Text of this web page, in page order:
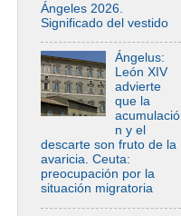
Ángeles 2026.
Significado del vestido
Ángelus:
León XIV
advierte
que la
acumulació
n y el
descarte son fruto de la
avaricia. Ceuta:
preocupación por la
situación migratoria